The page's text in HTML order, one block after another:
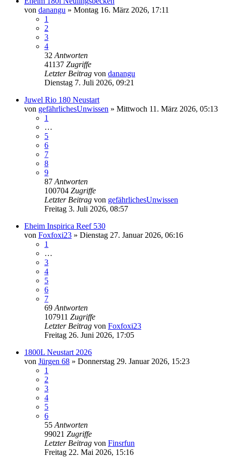
von danangu » Montag 16. März 2026, 17:11
1
2
3
4
32 Antworten
41137 Zugriffe
Letzter Beitrag von danangu
Dienstag 7. Juli 2026, 09:21
Juwel Rio 180 Neustart
von gefährlichesUnwissen » Mittwoch 11. März 2026, 05:13
1
…
5
6
7
8
9
87 Antworten
100704 Zugriffe
Letzter Beitrag von gefährlichesUnwissen
Freitag 3. Juli 2026, 08:57
Eheim Inspirica Reef 530
von Foxfoxi23 » Dienstag 27. Januar 2026, 06:16
1
…
3
4
5
6
7
69 Antworten
107911 Zugriffe
Letzter Beitrag von Foxfoxi23
Freitag 26. Juni 2026, 17:05
1800L Neustart 2026
von Jürgen 68 » Donnerstag 29. Januar 2026, 15:23
1
2
3
4
5
6
55 Antworten
99021 Zugriffe
Letzter Beitrag von Finsrfun
Freitag 22. Mai 2026, 15:16